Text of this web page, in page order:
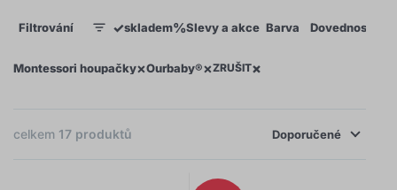
Filtrování ✓skladem%Slevy a akce Barva Dovednost
Montessori houpačky×Ourbaby®×ZRUŠIT×
celkem 17 produktů
Doporučené